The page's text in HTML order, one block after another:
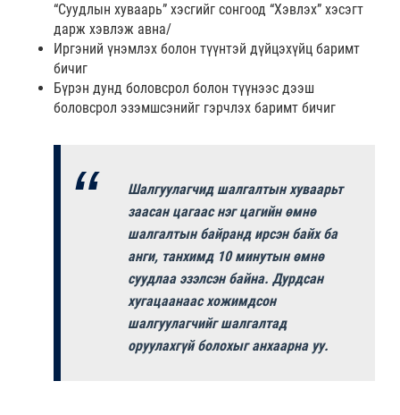
“Суудлын хуваарь” хэсгийг сонгоод “Хэвлэх” хэсэгт
дарж хэвлэж авна/
Иргэний үнэмлэх болон түүнтэй дүйцэхүйц баримт
бичиг
Бүрэн дунд боловсрол болон түүнээс дээш
боловсрол эзэмшсэнийг гэрчлэх баримт бичиг
Шалгуулагчид шалгалтын хуваарьт
заасан цагаас нэг цагийн өмнө
шалгалтын байранд ирсэн байх ба
анги, танхимд 10 минутын өмнө
суудлаа эзэлсэн байна. Дурдсан
хугацаанаас хожимдсон
шалгуулагчийг шалгалтад
оруулахгүй болохыг анхаарна уу.